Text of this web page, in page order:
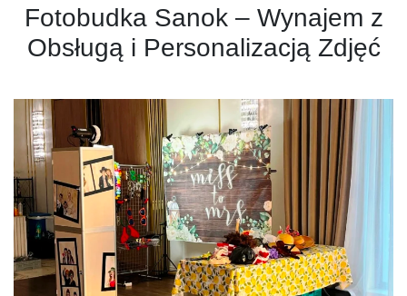
Fotobudka Sanok – Wynajem z
Obsługą i Personalizacją Zdjęć